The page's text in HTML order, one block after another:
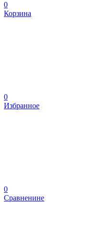
0
Корзина
0
Избранное
0
Сравненине